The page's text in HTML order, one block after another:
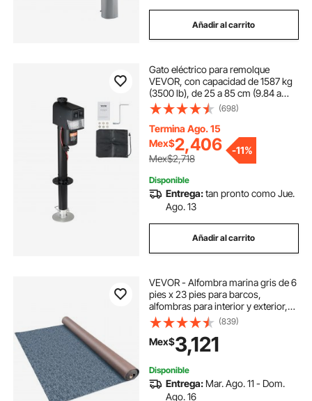
Añadir al carrito
Gato eléctrico para remolque
VEVOR, con capacidad de 1587 kg
(3500 lb), de 25 a 85 cm (9.84 a
33.85 pulgadas) y cubierta
impermeable para levantar
remolques de autocaravanas,
remolques para caballos,
remolques utilitarios y remolques
para yates.
(698)
Termina Ago. 15
Mex$2,406
Mex$2,718
-11%
Disponible
Entrega:tan pronto como Jue.
Ago. 13
Añadir al carrito
VEVOR - Alfombra marina gris de 6
pies x 23 pies para barcos,
alfombras para interior y exterior,
para patio, cubierta, antideslizante,
TPR, resistente al agua, corte
trasero, alfombra marina para
exteriores, fácil de limpiar, rollo de
alfombra para exteriores
(839)
Mex$3,121
Disponible
Entrega: Mar. Ago. 11 - Dom.
Ago. 16